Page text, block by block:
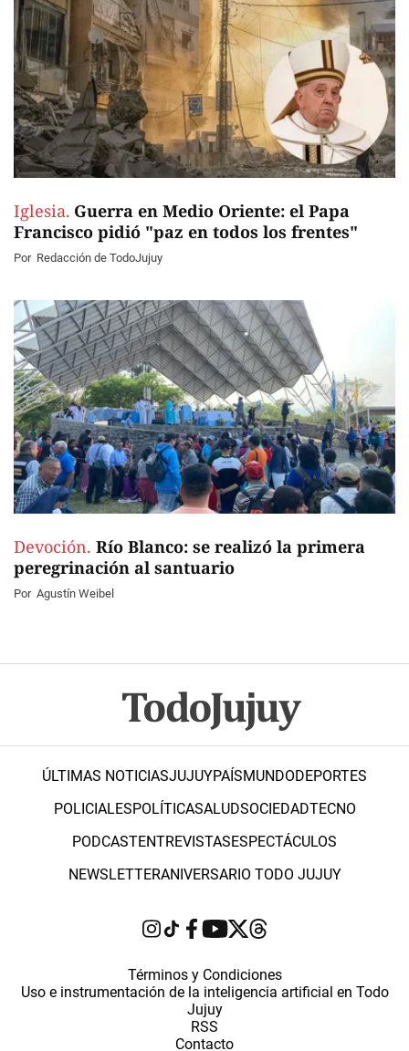
Iglesia. Guerra en Medio Oriente: el Papa
Francisco pidió "paz en todos los frentes"
Por Redacción de TodoJujuy
Devoción. Río Blanco: se realizó la primera
peregrinación al santuario
Por Agustín Weibel
ÚLTIMAS NOTICIASJUJUYPAÍSMUNDODEPORTES
POLICIALESPOLÍTICASALUDSOCIEDADTECNO
PODCASTENTREVISTASESPECTÁCULOS
NEWSLETTERANIVERSARIO TODO JUJUY
Términos y Condiciones
Uso e instrumentación de la inteligencia artificial en Todo
Jujuy
RSS
Contacto